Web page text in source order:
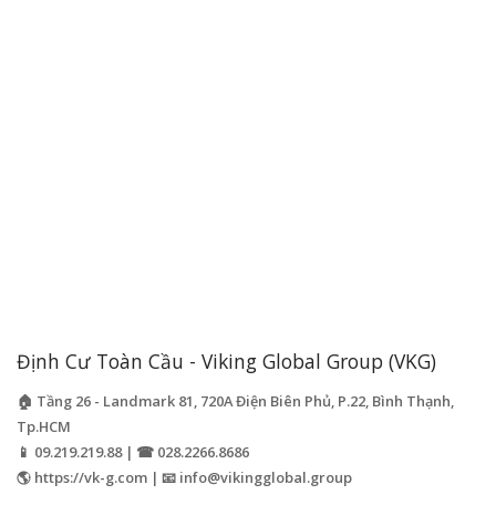
Định Cư Toàn Cầu - Viking Global Group (VKG)
🏠 Tầng 26 - Landmark 81, 720A Điện Biên Phủ, P.22, Bình Thạnh,
Tp.HCM
📱 09.219.219.88 | ☎ 028.2266.8686
🌎 https://vk-g.com | 📧 info@vikingglobal.group